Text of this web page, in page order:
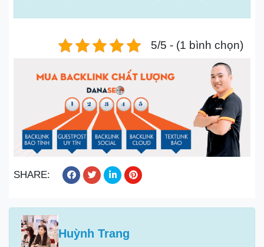
5/5 - (1 bình chọn)
SHARE:
Huỳnh Trang